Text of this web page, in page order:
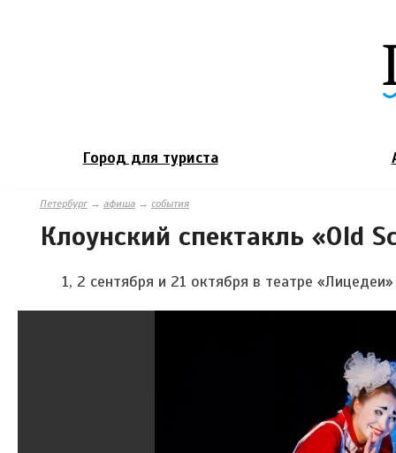
Город для туриста
Петербург→ афиша → события
Клоунский спектакль «Old
1, 2 сентября и 21 октября в театре